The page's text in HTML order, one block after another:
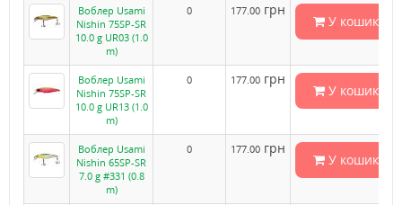
Воблер Usami
Nishin 75SP-SR
10.0 g UR03 (1.0
m)
0 177.00 грн
У кошик
Воблер Usami
Nishin 75SP-SR
10.0 g UR13 (1.0
m)
0 177.00 грн
У кошик
Воблер Usami
Nishin 65SP-SR
7.0 g #331 (0.8
m)
0 177.00 грн
У кошик